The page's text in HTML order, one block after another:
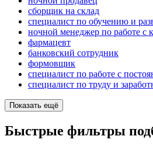
сборщик на склад
специалист по обучению и
ночной менеджер по работе с
фармацевт
банковский сотрудник
формовщик
специалист по работе с
специалист по труду и
Показать ещё
Быстрые фильтры